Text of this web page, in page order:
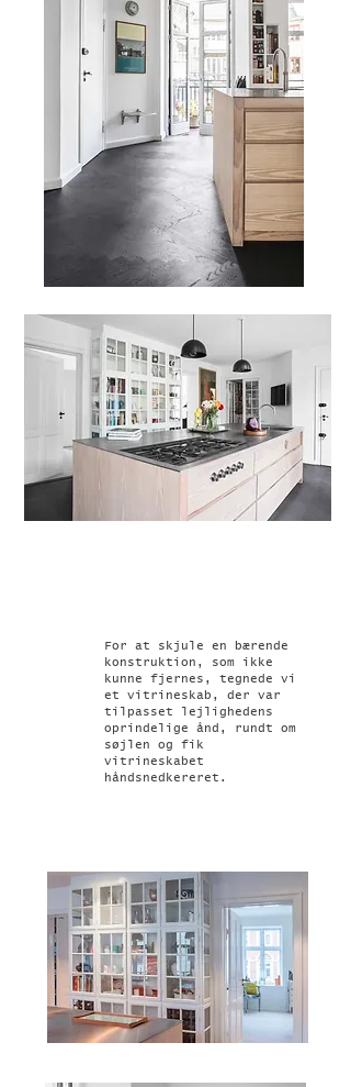
For at skjule en bærende
konstruktion, som ikke
kunne fjernes, tegnede vi
et vitrineskab, der var
tilpasset lejlighedens
oprindelige ånd, rundt om
søjlen og fik
vitrineskabet
håndsnedkereret.